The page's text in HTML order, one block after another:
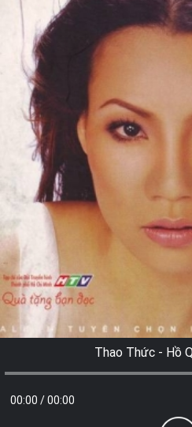
Thao Thức - Hồ
00:00 /00:00